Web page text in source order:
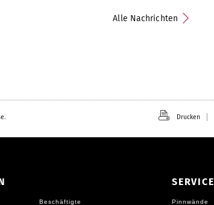
Alle Nachrichten
Drucken
Beschäftigte
SERVICE
Pinnwände